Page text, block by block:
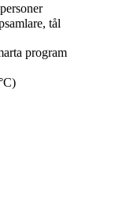
tål
program